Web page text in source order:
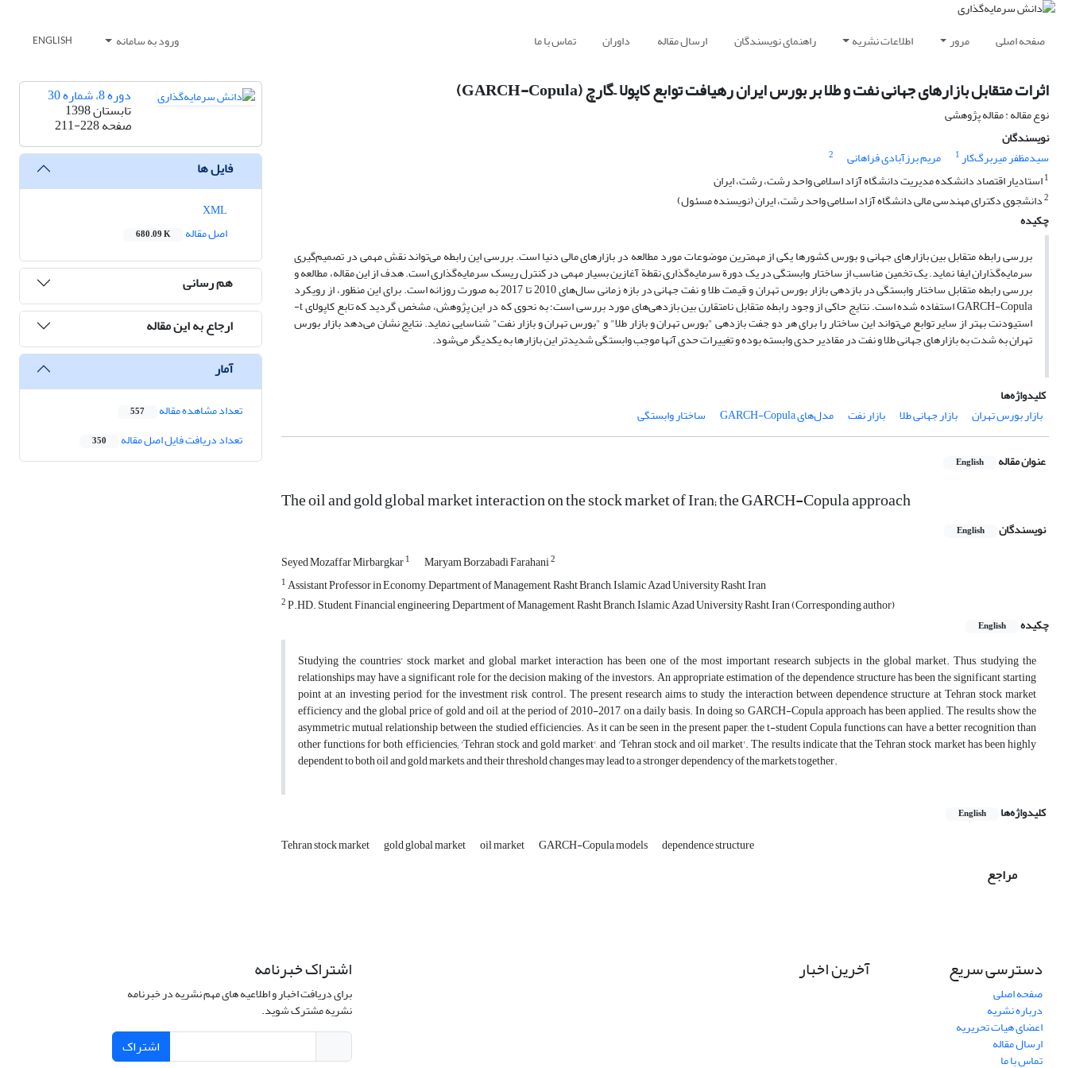
صفحه اصلی مرور اطلاعات نشریه راهنمای نویسندگان ارسال مقاله داوران تماس با ما ورود به سامانه ENGLISH
اثرات متقابل بازارهای جهانی نفت و طلا بر بورس ایران رهیافت توابع کاپولا –گارچ (GARCH-Copula)
نوع مقاله : مقاله پژوهشی
نویسندگان
سیدمظفر میربرگ‌کار1 مریم برزآبادی فراهانی
2
1استادیار اقتصاد دانشکده مدیریت دانشگاه آزاد اسلامی واحد رشت، رشت، ایران
2دانشجوی دکترای مهندسی مالی دانشگاه آزاد اسلامی واحد رشت، ایران (نویسنده مسئول)
چکیده
بررسی رابطه متقابل بین بازارهای جهانی و بورس کشورها یکی از مهمترین موضوعات مورد مطالعه در بازارهای مالی دنیا است. بررسی این رابطه می‌تواند نقش مهمی در تصمیم‌گیری
سرمایه‌گذاران ایفا نماید. یک تخمین مناسب از ساختار وابستگی در یک دورة سرمایه‌گذاری نقطة آغازین بسیار مهمی‌ در کنترل ریسک سرمایه‌گذاری است. هدف از این مقاله، مطالعه و
بررسی رابطه متقابل ساختار وابستگی در بازدهی بازار بورس تهران و قیمت طلا و نفت جهانی در بازه زمانی سال‌های 2010 تا 2017 به صورت روزانه است. برای این منظور، از رویکرد
GARCH-Copula استفاده شده است. نتایج حاکی از وجود رابطه متقابل نامتقارن بین بازدهی‌های مورد بررسی است؛ به نحوی که در این پژوهش، مشخص گردید که تابع کاپولای t-
استیودنت بهتر از سایر توابع می‌تواند این ساختار را برای هر دو جفت بازدهی "بورس تهران و بازار طلا" و "بورس تهران و بازار نفت" شناسایی نماید. نتایج نشان می‌دهد بازار بورس
تهران به شدت به بازارهای جهانی طلا و نفت در مقادیر حدی وابسته بوده و تغییرات حدی آنها موجب وابستگی شدیدتر این بازارها به یکدیگر می‌شود.
کلیدواژه‌ها
بازار بورس تهران
بازار جهانی طلا بازار نفت مدل‌های GARCH-Copula ساختار وابستگی
عنوان مقاله English
The oil and gold global market interaction on the stock market of Iran; the GARCH-Copula approach
نویسندگان English
Seyed Mozaffar Mirbargkar1 Maryam Borzabadi Farahani2
1Assistant Professor in Economy, Department of Management, Rasht Branch, Islamic Azad University Rasht, Iran
2P.HD. Student, Financial engineering, Department of Management, Rasht Branch, Islamic Azad University Rasht, Iran (Corresponding author)
چکیده
English
Studying the countries' stock market and global market interaction has been one of the most important research subjects in the global market. Thus, studying the
relationships may have a significant role for the decision making of the investors. An appropriate estimation of the dependence structure has been the significant starting
point at an investing period, for the investment risk control. The present research aims to study the interaction between dependence structure at Tehran stock market
efficiency and the global price of gold and oil, at the period of 2010-2017, on a daily basis. In doing so, GARCH-Copula approach has been applied. The results show the
asymmetric mutual relationship between the studied efficiencies. As it can be seen in the present paper, the t-student Copula functions can have a better recognition than
other functions for both efficiencies; 'Tehran stock and gold market', and 'Tehran stock and oil market'. The results indicate that the Tehran stock market has been highly
dependent to both oil and gold markets, and their threshold changes may lead to a stronger dependency of the markets together.
کلیدواژه‌ها English
Tehran stock market gold global market oil market GARCH-Copula models dependence structure
مراجع
دوره 8، شماره 30
تابستان 1398
صفحه211-228
فایل ها
اصل مقاله
680.09 K
هم رسانی
ارجاع به این مقاله
آمار
تعداد مشاهده مقاله 557
تعداد دریافت فایل اصل مقاله 350
دسترسی سریع
صفحه اصلی
درباره نشریه
اعضای هیات تحریریه
ارسال مقاله
تماس با ما
آخرین اخبار اشتراک خبرنامه
برای دریافت اخبار و اطلاعیه های مهم نشریه در خبرنامه
نشریه مشترک شوید.
اشتراک